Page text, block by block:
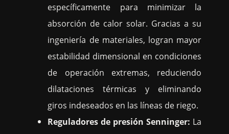
específicamente para minimizar la
absorción de calor solar. Gracias a su
ingeniería de materiales, logran mayor
estabilidad dimensional en condiciones
de operación extremas, reduciendo
dilataciones térmicas y eliminando
giros indeseados en las líneas de riego.
Reguladores de presión Senninger: La